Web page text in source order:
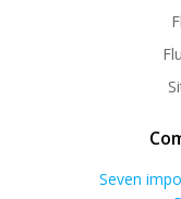
Seven